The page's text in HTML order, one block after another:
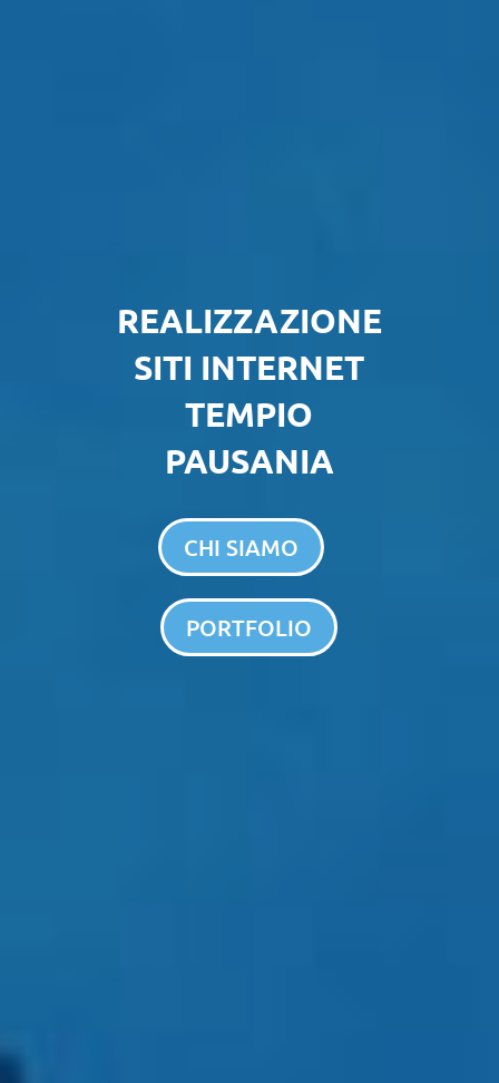
REALIZZAZIONE
SITI INTERNET
TEMPIO
PAUSANIA
CHI SIAMO
PORTFOLIO